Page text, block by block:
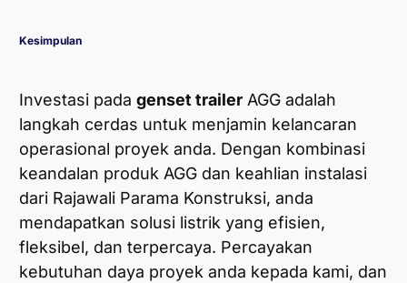
Kesimpulan
Investasi pada genset trailer AGG adalah
langkah cerdas untuk menjamin kelancaran
operasional proyek anda. Dengan kombinasi
keandalan produk AGG dan keahlian instalasi
dari Rajawali Parama Konstruksi, anda
mendapatkan solusi listrik yang efisien,
fleksibel, dan terpercaya. Percayakan
kebutuhan daya proyek anda kepada kami, dan